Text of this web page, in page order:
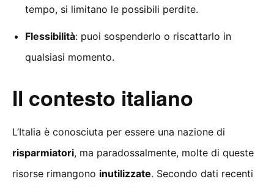
tempo, si limitano le possibili perdite.
Flessibilità: puoi sospenderlo o riscattarlo in
qualsiasi momento.
Il contesto italiano
L’Italia è conosciuta per essere una nazione di
risparmiatori, ma paradossalmente, molte di queste
risorse rimangono inutilizzate. Secondo dati recenti